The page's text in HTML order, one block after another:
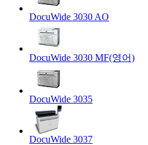
DocuWide 3030 AO
DocuWide 3030 MF(영어)
DocuWide 3035
DocuWide 3037